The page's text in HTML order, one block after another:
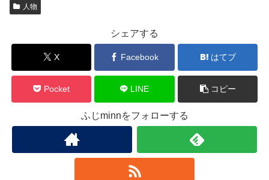
人物
シェアする
X Facebook はてブ
Pocket LINE コピー
ふじminnをフォローする